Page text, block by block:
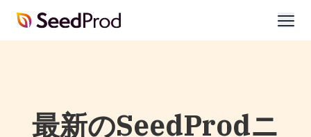
SeedProd
最新のSeedProdニ